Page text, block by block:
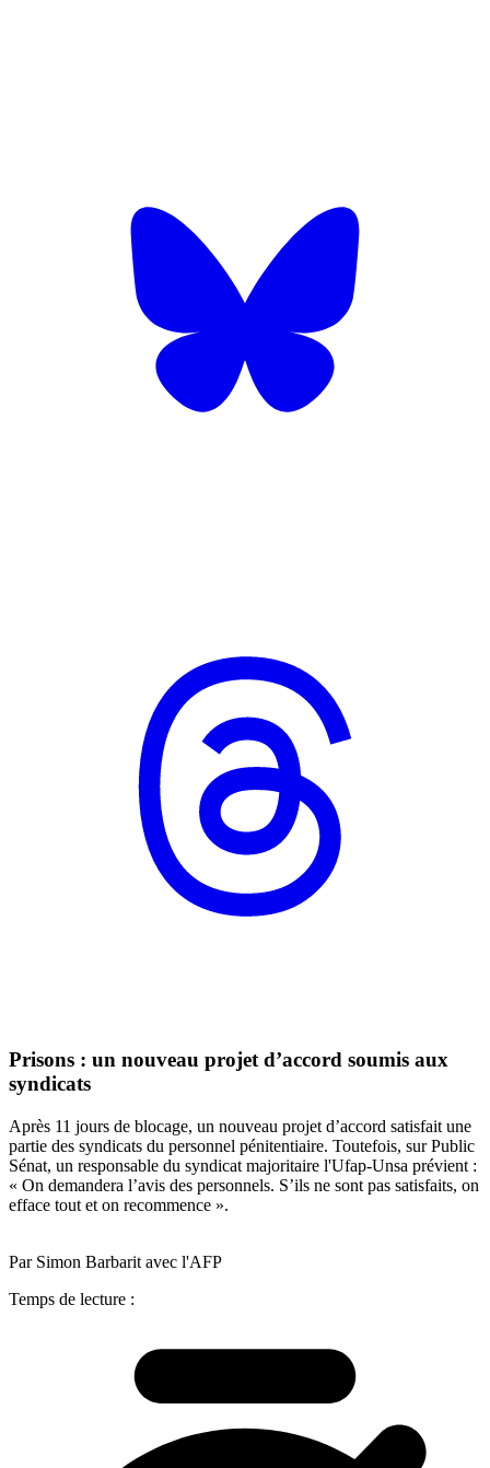
Prisons : un nouveau projet d’accord soumis aux
syndicats
Après 11 jours de blocage, un nouveau projet d’accord satisfait une
partie des syndicats du personnel pénitentiaire. Toutefois, sur Public
Sénat, un responsable du syndicat majoritaire l'Ufap-Unsa prévient :
« On demandera l’avis des personnels. S’ils ne sont pas satisfaits, on
efface tout et on recommence ».
Par Simon Barbarit avec l'AFP
Temps de lecture :